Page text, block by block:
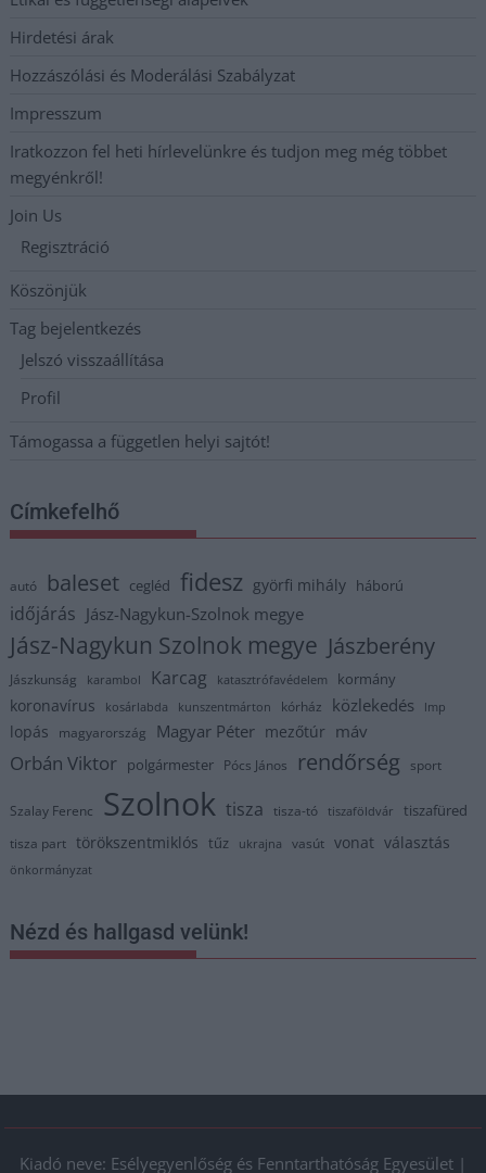
Hirdetési árak
Hozzászólási és Moderálási Szabályzat
Impresszum
Iratkozzon fel heti hírlevelünkre és tudjon meg még többet
megyénkről!
Join Us
Regisztráció
Köszönjük
Tag bejelentkezés
Jelszó visszaállítása
Profil
Támogassa a független helyi sajtót!
Címkefelhő
autó baleset cegléd fidesz györfi mihály háború
időjárás Jász-Nagykun-Szolnok megye
Jász-Nagykun Szolnok megye Jászberény
Jászkunság karambol Karcag katasztrófavédelem kormány
koronavírus kosárlabda kunszentmárton kórház közlekedés lmp
lopás magyarország Magyar Péter mezőtúr máv
Orbán Viktor polgármester Pócs János rendőrség sport
Szalay Ferenc Szolnok tisza tisza-tó tiszaföldvár tiszafüred
tisza part törökszentmiklós tűz ukrajna vasút vonat választás
önkormányzat
Nézd és hallgasd velünk!
Kiadó neve: Esélyegyenlőség és Fenntarthatóság Egyesület |